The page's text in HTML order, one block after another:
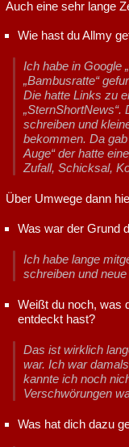
Auch eine sehr lange
Wie hast du Allmy
Ich habe in Google
„Bambusratte“
Die hatte Links zu
„SternShortNews“.
schreiben und
bekommen. Da
Auge“ der hatte
Zufall, Schicksal,
Über Umwege dann
Was war der Grund
Ich habe lange
schreiben und
Weißt du noch, was
entdeckt hast?
Das ist wirklich
war. Ich war
kannte ich noch
Verschwörungen
Was hat dich dazu